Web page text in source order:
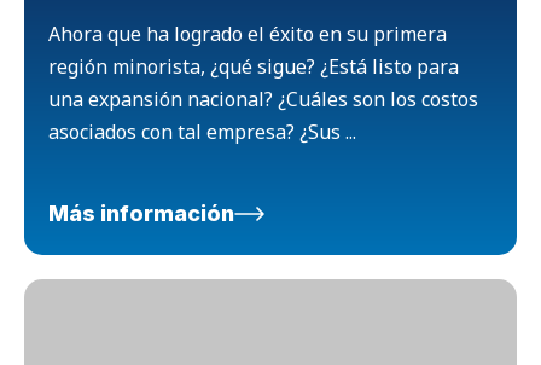
Ahora que ha logrado el éxito en su primera
región minorista, ¿qué sigue? ¿Está listo para
una expansión nacional? ¿Cuáles son los costos
asociados con tal empresa? ¿Sus ...
Más información